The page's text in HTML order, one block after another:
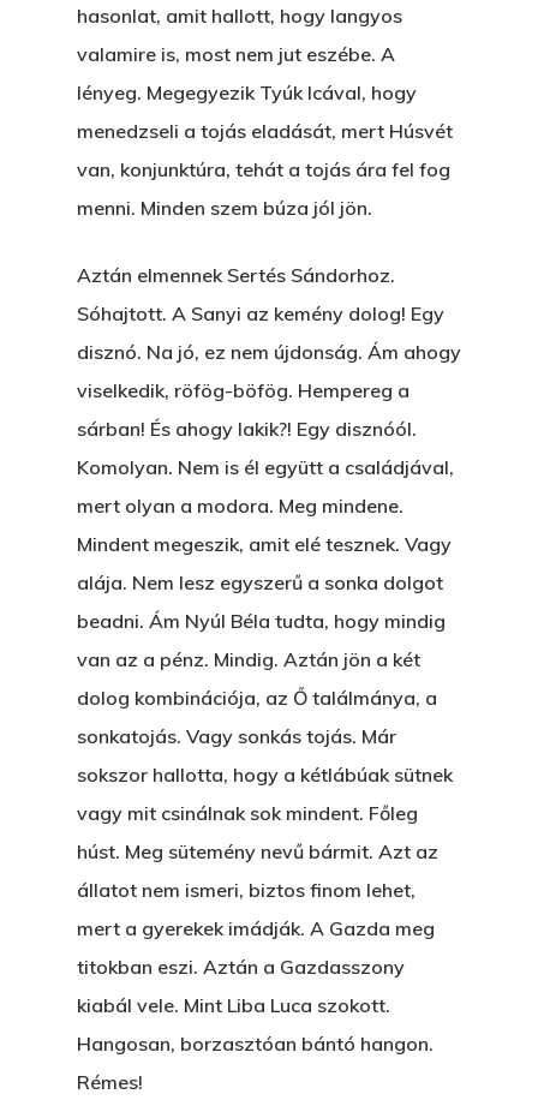
hasonlat, amit hallott, hogy langyos
valamire is, most nem jut eszébe. A
lényeg. Megegyezik Tyúk Icával, hogy
menedzseli a tojás eladását, mert Húsvét
van, konjunktúra, tehát a tojás ára fel fog
menni. Minden szem búza jól jön.
Aztán elmennek Sertés Sándorhoz.
Sóhajtott. A Sanyi az kemény dolog! Egy
disznó. Na jó, ez nem újdonság. Ám ahogy
viselkedik, röfög-böfög. Hempereg a
sárban! És ahogy lakik?! Egy disznóól.
Komolyan. Nem is él együtt a családjával,
mert olyan a modora. Meg mindene.
Mindent megeszik, amit elé tesznek. Vagy
alája. Nem lesz egyszerű a sonka dolgot
beadni. Ám Nyúl Béla tudta, hogy mindig
van az a pénz. Mindig. Aztán jön a két
dolog kombinációja, az Ő találmánya, a
sonkatojás. Vagy sonkás tojás. Már
sokszor hallotta, hogy a kétlábúak sütnek
vagy mit csinálnak sok mindent. Főleg
húst. Meg sütemény nevű bármit. Azt az
állatot nem ismeri, biztos finom lehet,
mert a gyerekek imádják. A Gazda meg
titokban eszi. Aztán a Gazdasszony
kiabál vele. Mint Liba Luca szokott.
Hangosan, borzasztóan bántó hangon.
Rémes!
Nem Szégyen Az
KI-BEJÁRAT
És Akkor A Balta
A Pitli
Ment A Hűtlen
Egy Be-Fektetést,
FELICITÁ
Betli
VOLT EGYSZER EGY
ÁRULÓ!
A Kaszinó
AZ IGAZI AJÁNDÉK
Egy Hitelt, Ödön?
ELMENT A VILLAMOS
GYERE VELEM
KÖNYVESBOLTBA,
A „BECSÜLETES”
Wow Look At This!
This is an optional,
customizable off canvas
About Salient
The Castle
Unit 345
2500 Castle Dr
Manhattan, NY
T: